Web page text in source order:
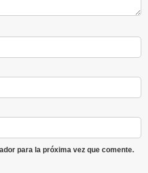
para la próxima vez que comente.